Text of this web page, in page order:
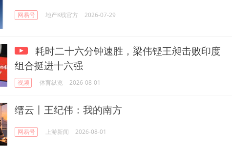
网易号 地产K线官方 2026-07-29
耗时二十六分钟速胜，梁伟铿王昶击败印度
组合挺进十六强
视频 体育纵览 2026-08-01
缙云丨王纪伟：我的南方
网易号 上游新闻 2026-08-01